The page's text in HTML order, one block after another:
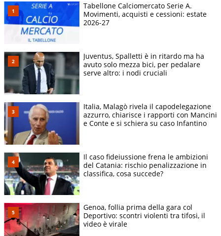
Tabellone Calciomercato Serie A.
Movimenti, acquisti e cessioni: estate
2026-27
Juventus, Spalletti è in ritardo ma ha
avuto solo mezza bici, per pedalare
serve altro: i nodi cruciali
Italia, Malagò rivela il capodelegazione
azzurro, chiarisce i rapporti con Mancini
e Conte e si schiera su caso Infantino
Il caso fideiussione frena le ambizioni
del Catania: rischio penalizzazione in
classifica, cosa succede?
Genoa, follia prima della gara col
Deportivo: scontri violenti tra tifosi, il
video è virale